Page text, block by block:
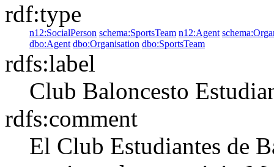
rdf:type
n12:SocialPerson schema:SportsTeam n12:Agent
dbo:Agent dbo:Organisation dbo:SportsTeam
rdfs:label
Club Baloncesto
rdfs:comment
El Club Estudiantes de